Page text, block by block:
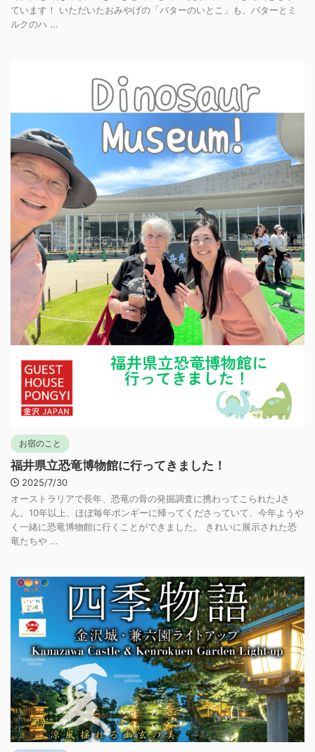
ています！ いただいたおみやげの「バターのいとこ」も、バターとミ
ルクのハ ...
お宿のこと
福井県立恐竜博物館に行ってきました！
2025/7/30
オーストラリアで長年、恐竜の骨の発掘調査に携わってこられたJさ
ん。10年以上、ほぼ毎年ポンギーに帰ってくださっていて、今年ようや
く一緒に恐竜博物館に行くことができました。 きれいに展示された恐
竜たちや ...